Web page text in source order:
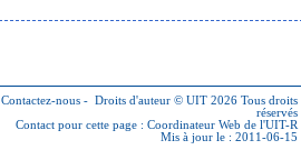
Contactez-nous - Droits d'auteur © UIT 2026 Tous droits
réservés
Contact pour cette page : Coordinateur Web de l'UIT-R
Mis à jour le : 2011-06-15